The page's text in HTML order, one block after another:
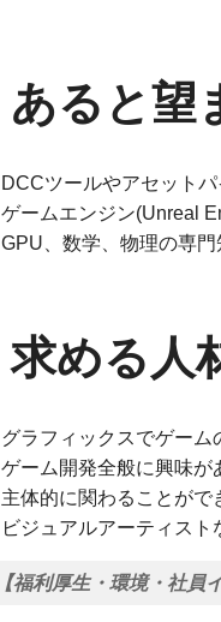
あると望
DCCツールやアセット
ゲームエンジン(Unreal
GPU、数学、物理の専
求める人
グラフィックスでゲー
ゲーム開発全般に興味
体的に関わることがで
ビジュアルアーティス
【福利厚生・環境・社員